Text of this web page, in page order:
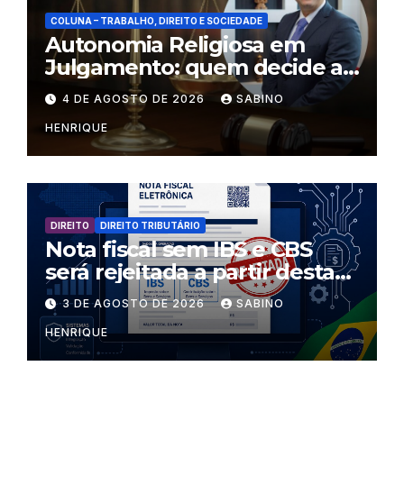
COLUNA – TRABALHO, DIREITO E SOCIEDADE
Autonomia Religiosa em
Julgamento: quem decide as
regras dentro dos templos?
4 DE AGOSTO DE 2026 SABINO
HENRIQUE
DIREITO DIREITO TRIBUTÁRIO
Nota fiscal sem IBS e CBS
será rejeitada a partir desta
segunda-feira
3 DE AGOSTO DE 2026 SABINO
HENRIQUE